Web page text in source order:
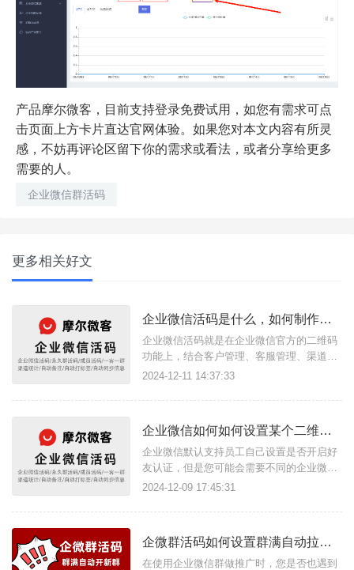
产品摩尔微客，目前支持登录免费试用，如您有需求可点
击页面上方卡片直达官网体验。如果您对本文内容有所灵
感，不妨再评论区留下你的需求或看法，或者分享给更多
需要的人。
企业微信群活码
更多相关好文
企业微信活码是什么，如何制作企业微信活码？
企业微信活码就是在企业微信官方的二维码
功能上，结合客户管理、客服管理、渠道管
理等业务需求研发出来的企业微信活码功
2024-12-11 14:37:33
企业微信如何如何设置某个二维码加粉开启/关闭好友验证？
企业微信默认支持员工自己设置是否开启好
友认证，但是您可能会需要不同的企业微信
二维码或者不同的加粉渠道设置是否需要开
验证，默认关闭好友认证。
2024-12-09 17:45:31
企微群活码如何设置群满自动拉新群？
在使用企业微信群做推广时，您是否也遇到